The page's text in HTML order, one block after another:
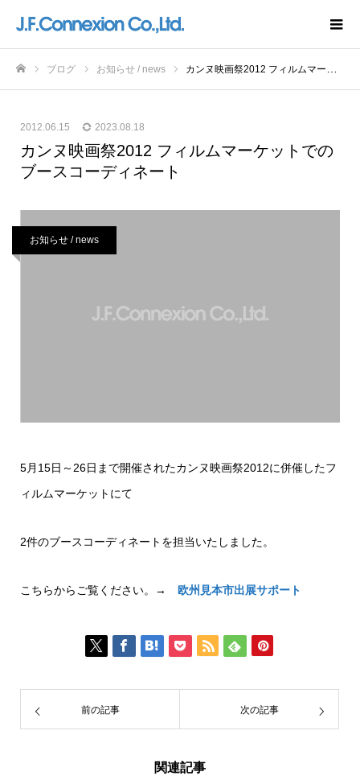
ブログ お知らせ / news カンヌ映画祭2012 フィルムマーケットでのブースコーディネート
2012.06.15 2023.08.18
カンヌ映画祭2012 フィルムマーケットでの
ブースコーディネート
お知らせ / news
5月15日～26日まで開催されたカンヌ映画祭2012に併催したフ
ィルムマーケットにて
2件のブースコーディネートを担当いたしました。
こちらからご覧ください。→ 欧州見本市出展サポート
前の記事 次の記事
関連記事